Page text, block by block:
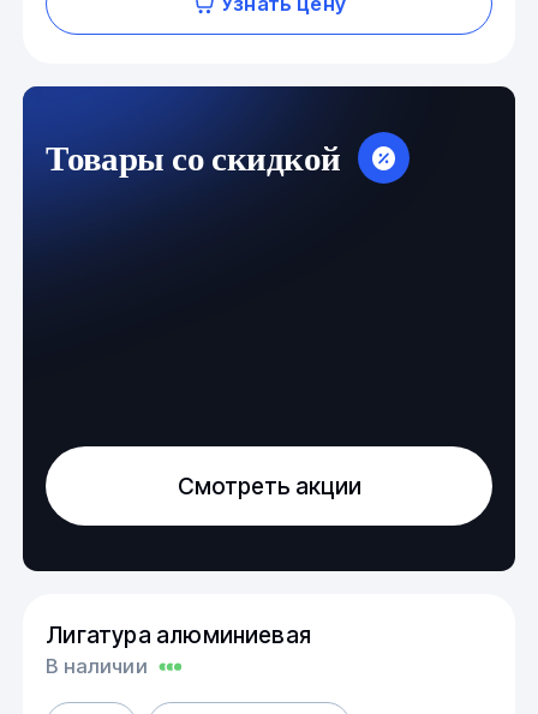
Товары со скидкой
Смотреть акции
Лигатура алюминиевая
В наличии